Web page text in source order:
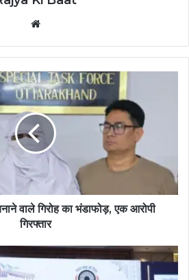
वाले गिरोह का भंडाफोड़, एक आरोपी
गिरफ्तार